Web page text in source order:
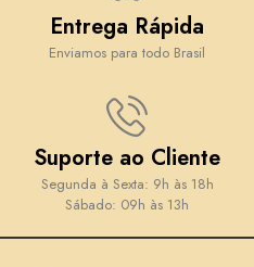
Entrega Rápida
Enviamos para todo Brasil
Suporte ao Cliente
Segunda à Sexta: 9h às 18h
Sábado: 09h às 13h